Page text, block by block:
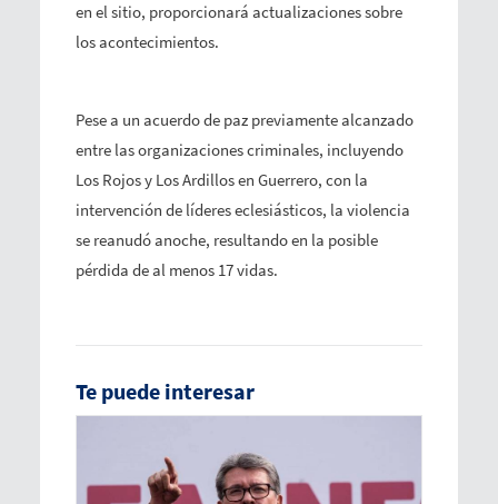
en el sitio, proporcionará actualizaciones sobre
los acontecimientos.
Pese a un acuerdo de paz previamente alcanzado
entre las organizaciones criminales, incluyendo
Los Rojos y Los Ardillos en Guerrero, con la
intervención de líderes eclesiásticos, la violencia
se reanudó anoche, resultando en la posible
pérdida de al menos 17 vidas.
Te puede interesar